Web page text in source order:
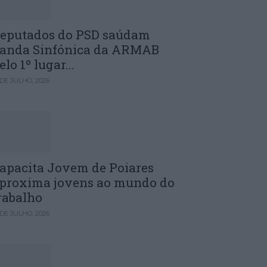
do PSD saúdam
Sinfónica da ARMAB
1º lugar...
JULHO, 2026
Jovem de Poiares
jovens ao mundo do
JULHO, 2026